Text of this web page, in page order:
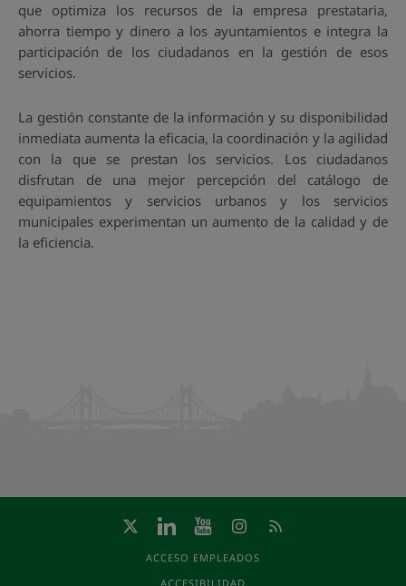
que optimiza los recursos de la empresa prestataria,
ahorra tiempo y dinero a los ayuntamientos e integra la
participación de los ciudadanos en la gestión de esos
servicios.
La gestión constante de la información y su disponibilidad
inmediata aumenta la eficacia, la coordinación y la agilidad
con la que se prestan los servicios. Los ciudadanos
disfrutan de una mejor percepción del catálogo de
equipamientos y servicios urbanos y los servicios
municipales experimentan un aumento de la calidad y de
la eficiencia.
ACCESO EMPLEADOS
ACCESIBILIDAD